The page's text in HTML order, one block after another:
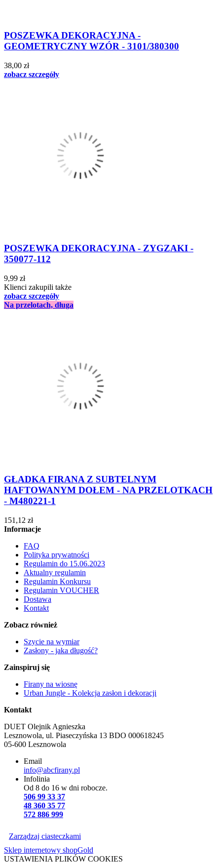
POSZEWKA DEKORACYJNA -
GEOMETRYCZNY WZÓR - 3101/380300
38,00 zł
zobacz szczegóły
POSZEWKA DEKORACYJNA - ZYGZAKI -
350077-112
9,99 zł
Klienci zakupili także
zobacz szczegóły
Na przelotach, długa
GŁADKA FIRANA Z SUBTELNYM
HAFTOWANYM DOŁEM - NA PRZELOTKACH
- M480221-1
151,12 zł
Informacje
FAQ
Polityka prywatności
Regulamin do 15.06.2023
Aktualny regulamin
Regulamin Konkursu
Regulamin VOUCHER
Dostawa
Kontakt
Zobacz również
Szycie na wymiar
Zasłony - jaka długość?
Zainspiruj się
Firany na wiosnę
Urban Jungle - Kolekcja zasłon i dekoracji
Kontakt
DUET Olejnik Agnieszka
Lesznowola, ul. Piaseczyńska 13 BDO 000618245
05-600 Lesznowola
Email
info@abcfirany.pl
Infolinia
Od 8 do 16 w dni robocze.
506 99 33 37
48 360 35 77
572 886 999
Zarządzaj ciasteczkami
Sklep internetowy shopGold
USTAWIENIA PLIKÓW COOKIES